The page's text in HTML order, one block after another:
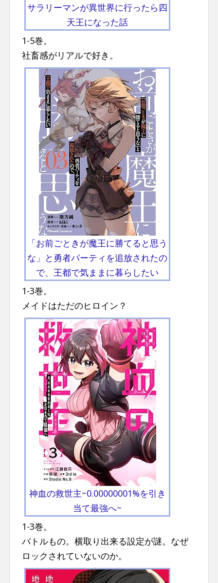
サラリーマンが異世界に行ったら四
天王になった話
1-5巻。
社畜感がリアルで好き。
「お前ごときが魔王に勝てると思う
な」と勇者パーティを追放されたの
で、王都で気ままに暮らしたい
1-3巻。
メイドはただのヒロイン？
神血の救世主~0.00000001%を引き
当て最強へ~
1-3巻。
バトルもの。横取り出来る設定が謎。なぜ
ロックされていないのか。